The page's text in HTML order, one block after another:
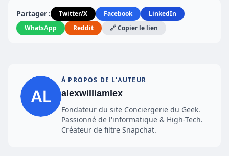
Partager : Twitter/X Facebook
LinkedIn
WhatsApp
Reddit 🔗 Copier le lien
À PROPOS DE L'AUTEUR
alexwilliamlex
Fondateur du site Conciergerie du Geek.
Passionné de l'informatique & High-Tech.
Créateur de filtre Snapchat.